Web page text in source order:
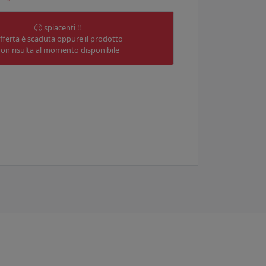
spiacenti !!
è scaduta oppure il prodotto
risulta al momento disponibile